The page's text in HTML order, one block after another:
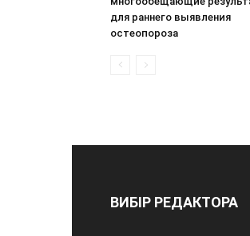
для раннего выявления
остеопороза
ВИБІР РЕДАКТОРА